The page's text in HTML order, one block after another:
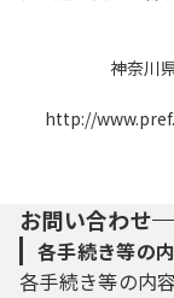
神奈川
http://
お問い合わせ
各手続き等の
各手続き等の内